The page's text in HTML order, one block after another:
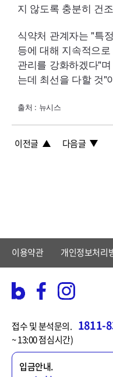
지 않도록 충분히 건
식약처 관계자는 "특
등에 대해 지속적으
관리를 강화하겠다"
는데 최선을 다할 것"
출처 : 뉴시스
이전글 다음글
이용약관 개인정보처리
접수 및 분석문의. 1811-
~ 13:00 점심시간)
입금안내.